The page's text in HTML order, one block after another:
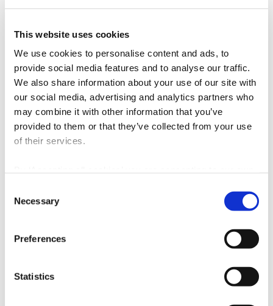
This website uses cookies
We use cookies to personalise content and ads, to
provide social media features and to analyse our traffic.
We also share information about your use of our site with
our social media, advertising and analytics partners who
may combine it with other information that you’ve
provided to them or that they’ve collected from your use
of their services.
personalisation and advertising categories, in accordance
Selection
Necessary
Preferences
Statistics
ainda na prestação de assistência técnica